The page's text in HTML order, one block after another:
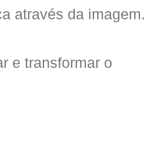
através da imagem.
e transformar o